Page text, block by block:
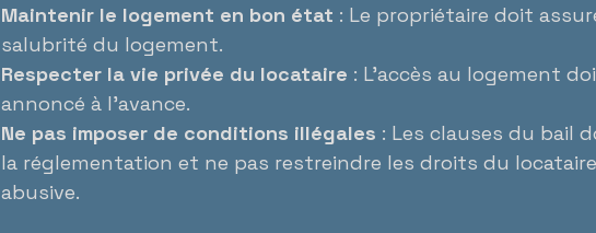
Maintenir le logement en bon état : Le propriétaire doit
salubrité du logement.
Respecter la vie privée du locataire : L’accès au logement
annoncé à l’avance.
Ne pas imposer de conditions illégales : Les clauses du bail
la réglementation et ne pas restreindre les droits du
abusive.